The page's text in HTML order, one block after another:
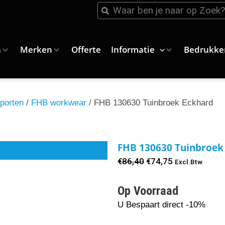
Zoeken
Zoeken
Merken Offerte Informatie
/ FHB workwear/ FHB 130630 Tuinbroek Eckhard
FHB 130630
€86,40 Oorspronkelijke
was:
€86,40.
€74,75 Huidige
is:
€74,75.
Excl.Btw
Op Voorraad
U Bespaart direct -10%